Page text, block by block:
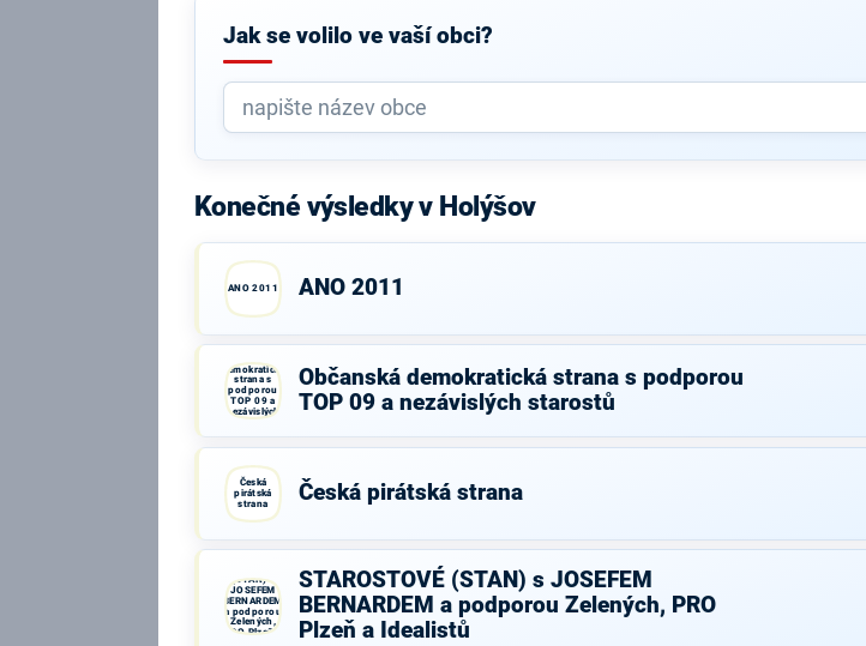
Jak se volilo ve vaší obci?
Konečné výsledky v Holýšov
ANO 2011 ANO 2011
demokratická
strana s
podporou
TOP 09 a
nezávislých
starostů
Občanská demokratická strana s podporou
TOP 09 a nezávislých starostů
Česká
pirátská
strana
Česká pirátská strana
(STAN) s
JOSEFEM
BERNARDEM
a podporou
Zelených,
PRO Plzeň a
STAROSTOVÉ (STAN) s JOSEFEM
BERNARDEM a podporou Zelených, PRO
Plzeň a Idealistů